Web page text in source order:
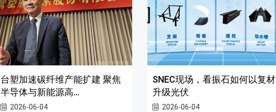
台塑加速碳纤维产能扩建 聚焦
半导体与新能源高...
2026-06-04
SNEC现场，看振石如何以复材
升级光伏
2026-06-04